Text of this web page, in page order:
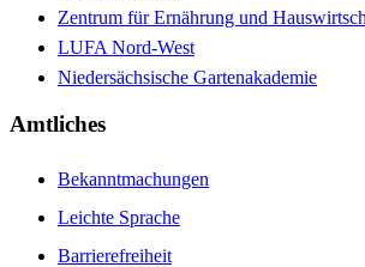
Zentrum für Ernährung und
LUFA Nord-West
Niedersächsische Gartenakademie
Amtliches
Bekanntmachungen
Leichte Sprache
Barrierefreiheit